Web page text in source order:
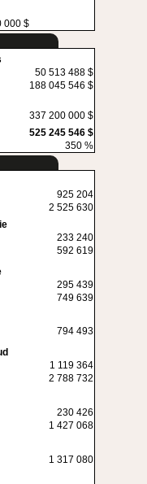
000 $
50 513 488 $
188 045 546 $
337 200 000 $
525 245 546 $
350 %
925 204
2 525 630
233 240
592 619
295 439
749 639
794 493
1 119 364
2 788 732
230 426
1 427 068
1 317 080